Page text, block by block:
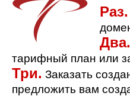
Раз.
Два.
тарифный план или
Три. Заказать
предложить вам